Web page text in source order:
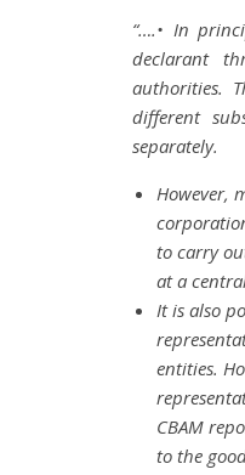
“….• In
declarant
authorities.
different
separately.
However,
to carry
at a
It is also
entities.
CBAM
to the